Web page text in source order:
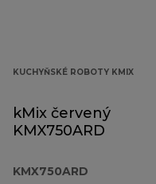
KUCHYŇSKÉ ROBOTY KMIX
kMix červený
KMX750ARD
KMX750ARD